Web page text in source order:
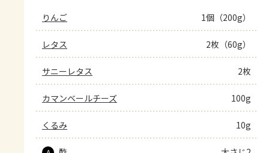
りんご 1個（200g）
レタス 2枚（60g）
サニーレタス 2枚
カマンベールチーズ 100g
くるみ 10g